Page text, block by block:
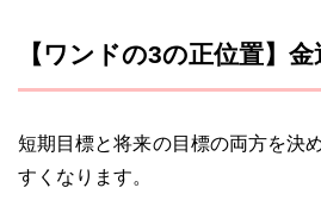
【ワンドの3の正位置】金
短期目標と将来の目標の両方を決
すくなります。